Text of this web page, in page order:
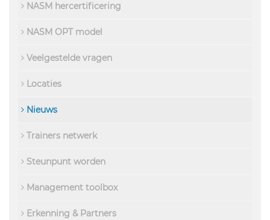
NASM hercertificering
NASM OPT model
Veelgestelde vragen
Locaties
Nieuws
Trainers netwerk
Steunpunt worden
Management toolbox
Erkenning & Partners